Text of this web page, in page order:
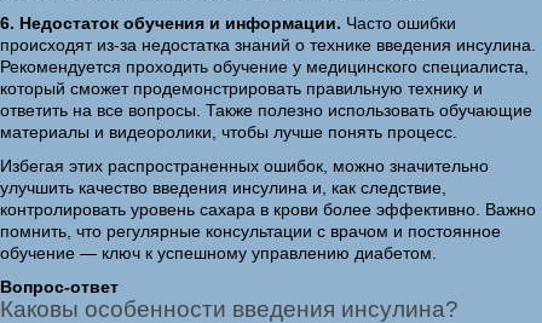
6. Недостаток обучения и информации. Часто ошибки
происходят из-за недостатка знаний о технике введения инсулина.
Рекомендуется проходить обучение у медицинского специалиста,
который сможет продемонстрировать правильную технику и
ответить на все вопросы. Также полезно использовать обучающие
материалы и видеоролики, чтобы лучше понять процесс.
Избегая этих распространенных ошибок, можно значительно
улучшить качество введения инсулина и, как следствие,
контролировать уровень сахара в крови более эффективно. Важно
помнить, что регулярные консультации с врачом и постоянное
обучение — ключ к успешному управлению диабетом.
Вопрос-ответ
Каковы особенности введения инсулина?